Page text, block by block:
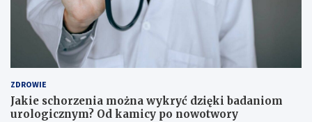
ZDROWIE
Jakie schorzenia można wykryć dzięki badaniom
urologicznym? Od kamicy po nowotwory